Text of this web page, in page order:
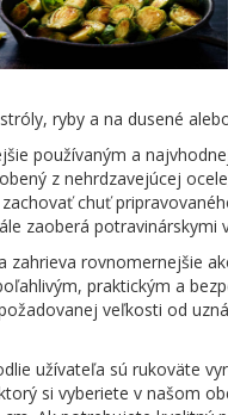
ryby a na dusené
používaným a
z nehrdzavejúcej
chuť
zaoberá potravinárskymi
zahrieva rovnomernejšie
praktickým a
veľkosti od
užívateľa sú rukoväte
si vyberiete v našom